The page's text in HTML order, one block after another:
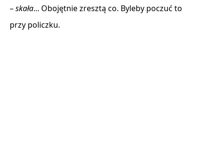
– skała... Obojętnie zresztą co. Byleby poczuć to
przy policzku.